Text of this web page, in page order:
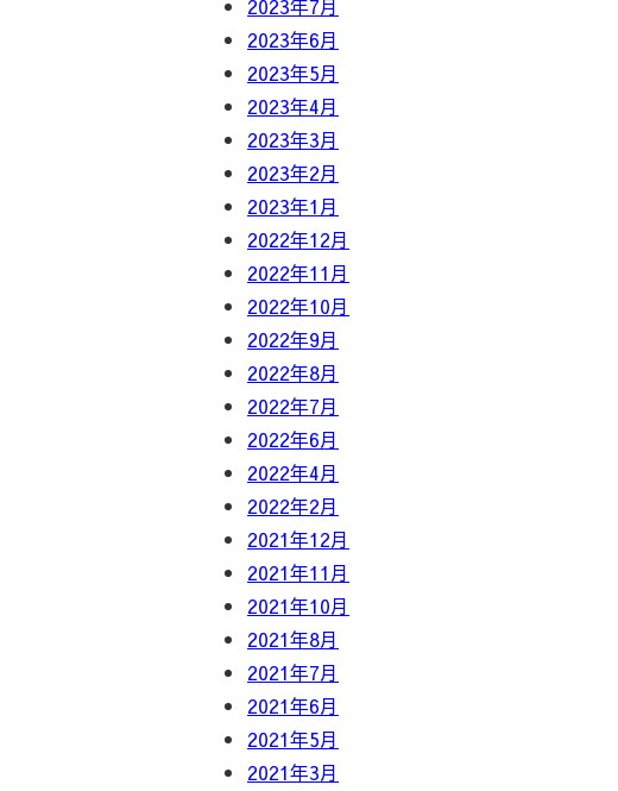
2023年7月
2023年6月
2023年5月
2023年4月
2023年3月
2023年2月
2023年1月
2022年12月
2022年11月
2022年10月
2022年9月
2022年8月
2022年7月
2022年6月
2022年4月
2022年2月
2021年12月
2021年11月
2021年10月
2021年8月
2021年7月
2021年6月
2021年5月
2021年3月